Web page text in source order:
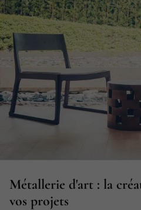
Métallerie d'art : la
vos projets